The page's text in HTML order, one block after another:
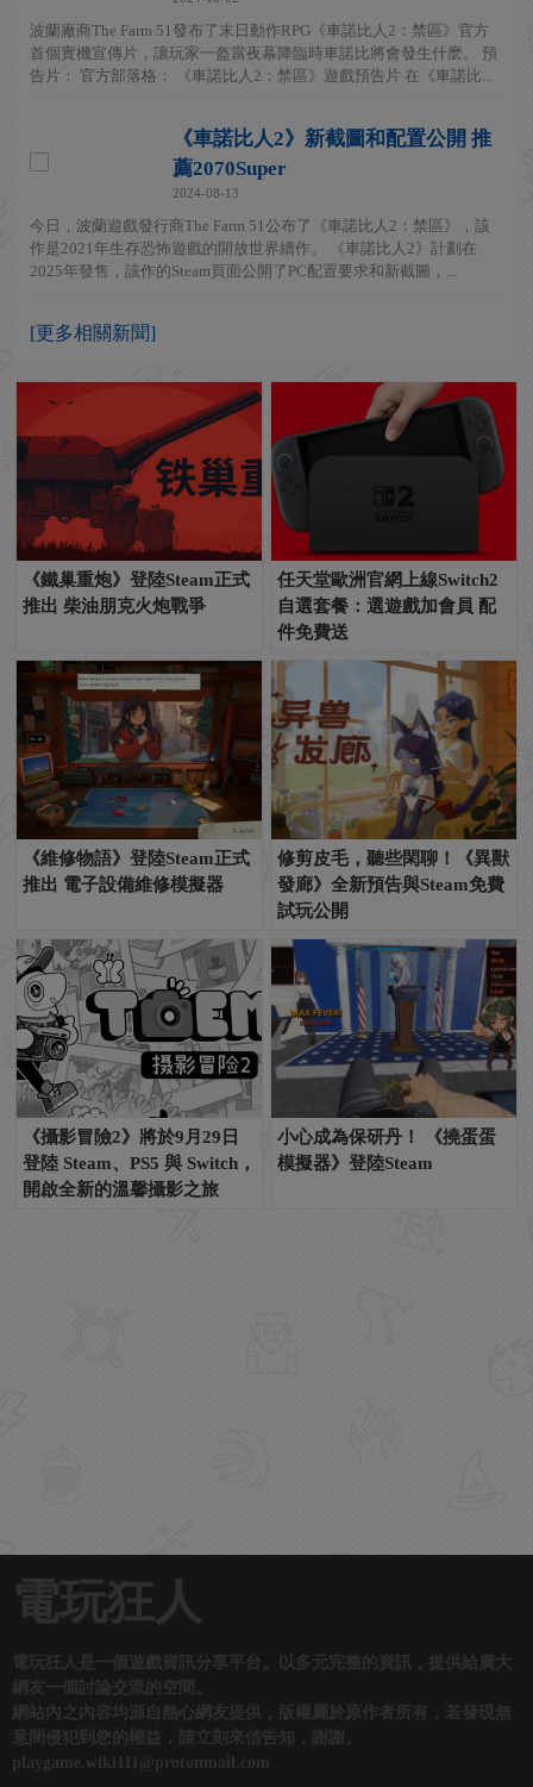
波蘭廠商The Farm 51發布了末日動作RPG《車諾比人2：禁區》官方
首個實機宣傳片，讓玩家一盔當夜幕降臨時車諾比將會發生什麽。 預
告片： 官方部落格： 《車諾比人2：禁區》遊戲預告片 在《車諾比...
《車諾比人2》新截圖和配置公開 推
薦2070Super
2024-08-13
今日，波蘭遊戲發行商The Farm 51公布了《車諾比人2：禁區》，該
作是2021年生存恐怖遊戲的開放世界續作。 《車諾比人2》計劃在
2025年發售，該作的Steam頁面公開了PC配置要求和新截圖，...
[更多相關新聞]
《鐵巢重炮》登陸Steam正式
推出 柴油朋克火炮戰爭
任天堂歐洲官網上線Switch2
自選套餐：選遊戲加會員 配
件免費送
《維修物語》登陸Steam正式
推出 電子設備維修模擬器
修剪皮毛，聽些閑聊！《異獸
發廊》全新預告與Steam免費
試玩公開
《攝影冒險2》將於9月29日
登陸 Steam、PS5 與 Switch，
開啟全新的溫馨攝影之旅
小心成為保研丹！ 《撓蛋蛋
模擬器》登陸Steam
電玩狂人
電玩狂人是一個遊戲資訊分享平台。以多元完整的資訊，提供給廣大
網友一個討論交流的空間。
網站內之內容均源自熱心網友提供，版權屬於原作者所有，若發現無
意間侵犯到您的權益，請立刻來信告知，謝謝。
playgame.wiki111@protonmail.com